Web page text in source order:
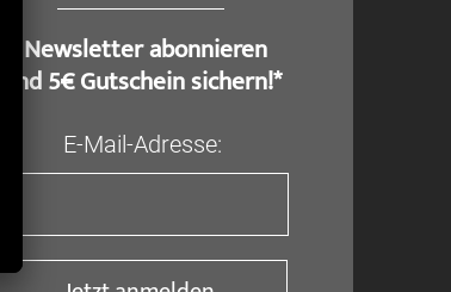
​ Newsletter abonnieren
und 5€ Gutschein sichern!*
E-Mail-Adresse: